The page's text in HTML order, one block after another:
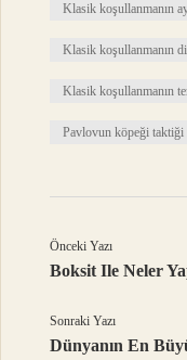
Klasik koşullanmanın
Klasik koşullanmanın
Klasik koşullanmanın
Pavlovun köpeği taktiği
Önceki Yazı
Boksit Ile Neler
Sonraki Yazı
Dünyanın En